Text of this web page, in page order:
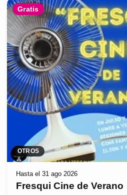
Gratis
OTROS
Hasta el 31 ago 2026
Fresqui Cine de Verano